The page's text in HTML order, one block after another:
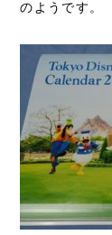
のようです。